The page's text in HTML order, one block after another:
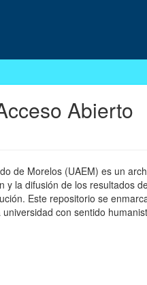
Abierto
de Morelos (UAEM) es un
y la difusión de los resultados
Este repositorio se
con sentido